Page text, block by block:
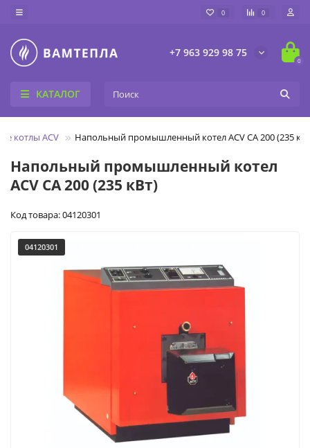
0 0
+7 963 929 98 75
0
КАТАЛОГ
котлы ACV Напольный промышленный котел ACV CA 200 (235
Напольный промышленный котел
ACV CA 200 (235 кВт)
Код товара: 04120301
04120301